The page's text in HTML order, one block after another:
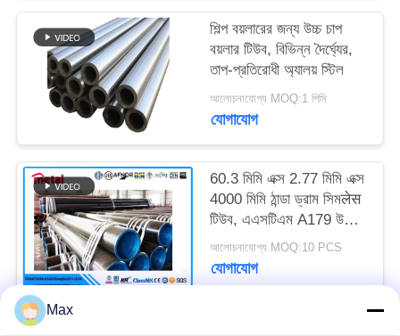
শিল্প বয়লারের জন্য উচ্চ চাপ
বয়লার টিউব, বিভিন্ন দৈর্ঘ্যের,
তাপ-প্রতিরোধী অ্যালয় স্টিল
আলোচনাযোগ্য MOQ:1 পিসি
যোগাযোগ
60.3 মিমি এক্স 2.77 মিমি এক্স
4000 মিমি ঠান্ডা ড্রাম সিমलेस
টিউব, এএসটিএম A179 উচ্চ
চাপ ইস্পাত টিউবিং
আলোচনাযোগ্য MOQ:10 PCS
যোগাযোগ
Max